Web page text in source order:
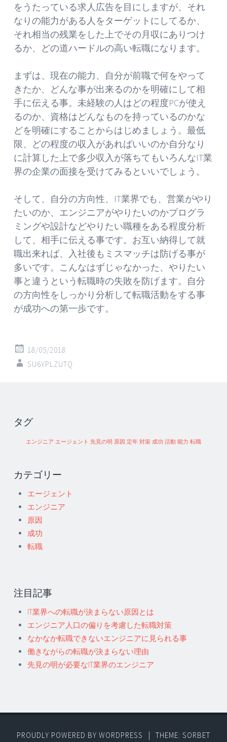
をうたっている求人広告を目にしますが、それ
なりの能力がある人をターゲットにしてるか、
それ相当の残業をした上でその月収にありつけ
るか、どの道ハードルの高い転職になります。
まずは、現在の能力、自分が前職で何をやって
きたか、どんな事が出来るのかを明確にして相
手に伝える事。未経験の人はどの程度PCが使え
るのか、資格はどんなものを持っているのかな
どを明確にすることからはじめましょう。最低
限、どの程度の収入があればいいのか自分なり
に計算した上で多少収入が落ちてもいろんなIT業
界の企業の面接を受けてみるといいでしょう。
そして、自分の方向性、IT業界でも、営業がやり
たいのか、エンジニアがやりたいのかプログラ
ミングや設計などやりたい職種をある程度分析
して、相手に伝える事です。お互い納得して就
職出来れば、入社後もミスマッチは防げる事が
多いです。こんなはずじゃなかった、やりたい
事と違うという転職時の失敗を防げます。自分
の方向性をしっかり分析して転職活動をする事
が成功への第一歩です。
18/05/2018
SU6YPLZUTQ
タグ
エンジニア エージェント 先見の明 原因 定年 対策 成功 活動 能力 転職
カテゴリー
エージェント
エンジニア
原因
成功
転職
注目記事
IT業界への転職が決まらない原因とは
エンジニア人口の偏りを考慮した転職対策
なかなか転職できないエンジニアに見られる事
働きながらの転職が決まらない理由
先見の明が必要なIT業界のエンジニア
PROUDLY POWERED BY WORDPRESS | THEME: SORBET